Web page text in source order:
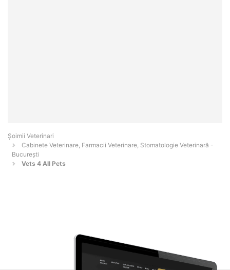
Șoimii Veterinari
Cabinete Veterinare, Farmacii Veterinare, Stomatologie Veterinară -
Bucureşti
Vets 4 All Pets